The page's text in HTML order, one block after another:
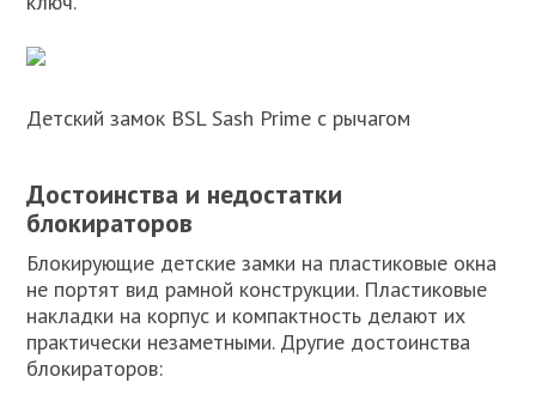
Детский замок BSL Sash Prime с рычагом
Достоинства и недостатки
блокираторов
Блокирующие детские замки на пластиковые окна
не портят вид рамной конструкции. Пластиковые
накладки на корпус и компактность делают их
практически незаметными. Другие достоинства
блокираторов: